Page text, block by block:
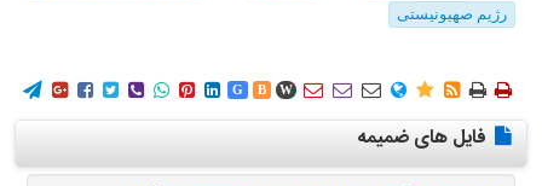
رژیم صهیونیستی
        G B W        
فایل های ضمیمه